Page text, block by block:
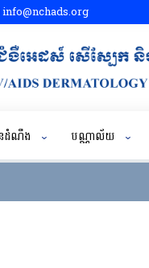
info@nchads.org
នដំណឹង បណ្ណាល័យ